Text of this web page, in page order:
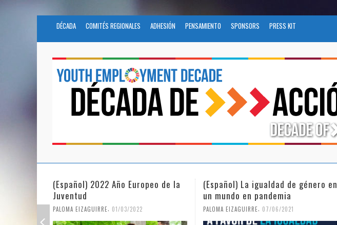
DÉCADA COMITÉS REGIONALES ADHESIÓN PENSAMIENTO SPONSORS PRESS KIT
(Español) 2022 Año Europeo de la
Juventud
PALOMA EIZAGUIRRE 01/03/2022
(Español) La igualdad de género en
un mundo en pandemia
PALOMA EIZAGUIRRE 07/06/2021